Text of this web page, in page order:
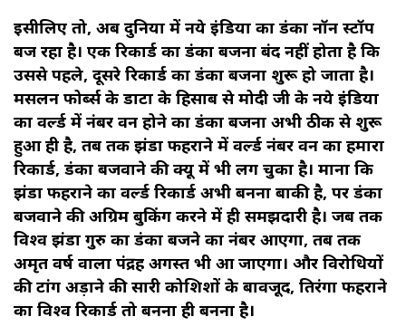
इसीलिए तो, अब दुनिया में नये इंडिया का डंका नॉन स्टॉप
बज रहा है। एक रिकार्ड का डंका बजना बंद नहीं होता है कि
उससे पहले, दूसरे रिकार्ड का डंका बजना शुरू हो जाता है।
मसलन फोर्ब्स के डाटा के हिसाब से मोदी जी के नये इंडिया
का वर्ल्ड में नंबर वन होने का डंका बजना अभी ठीक से शुरू
हुआ ही है, तब तक झंडा फहराने में वर्ल्ड नंबर वन का हमारा
रिकार्ड, डंका बजवाने की क्यू में भी लग चुका है। माना कि
झंडा फहराने का वर्ल्ड रिकार्ड अभी बनना बाकी है, पर डंका
बजवाने की अग्रिम बुकिंग करने में ही समझदारी है। जब तक
विश्व झंडा गुरु का डंका बजने का नंबर आएगा, तब तक
अमृत वर्ष वाला पंद्रह अगस्त भी आ जाएगा। और विरोधियों
की टांग अड़ाने की सारी कोशिशों के बावजूद, तिरंगा फहराने
का विश्व रिकार्ड तो बनना ही बनना है।